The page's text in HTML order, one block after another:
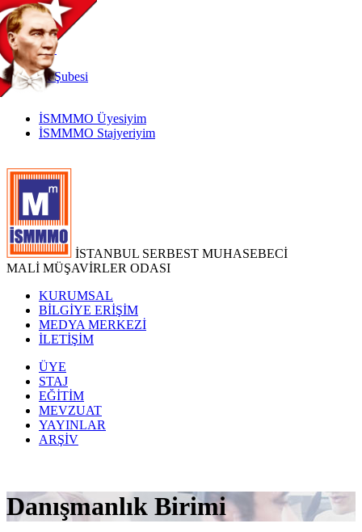
TR
|
EN
İnternetŞubesi
İSMMMO Üyesiyim
İSMMMO Stajyeriyim
İSTANBUL SERBEST MUHASEBECİ
MALİ MÜŞAVİRLER ODASI
KURUMSAL
BİLGİYE ERİŞİM
MEDYA MERKEZİ
İLETİŞİM
ÜYE
STAJ
EĞİTİM
MEVZUAT
YAYINLAR
ARŞİV
Danışmanlık Birimi